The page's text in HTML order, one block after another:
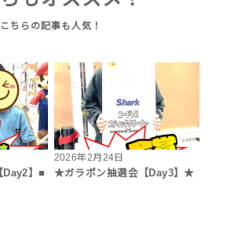
Day2】■
2026年2月24日
★ガラポン抽選会【Day3】★